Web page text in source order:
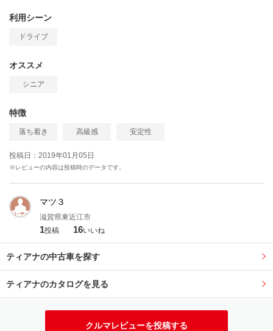
利用シーン
ドライブ
オススメ
シニア
特徴
落ち着き 高級感 安定性
投稿日：2019年01月05日
※レビューの内容は投稿時のデータです。
マツ３
滋賀県東近江市
1投稿 16いいね
ティアナの中古車を探す
ティアナのカタログを見る
クルマレビューを投稿する